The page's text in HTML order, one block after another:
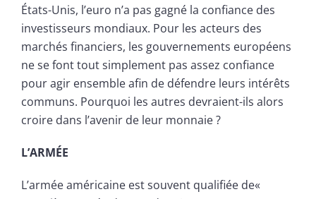
États-Unis, l’euro n’a pas gagné la confiance des
investisseurs mondiaux. Pour les acteurs des
marchés financiers, les gouvernements européens
ne se font tout simplement pas assez confiance
pour agir ensemble afin de défendre leurs intérêts
communs. Pourquoi les autres devraient-ils alors
croire dans l’avenir de leur monnaie ?
L’ARMÉE
L’armée américaine est souvent qualifiée de«